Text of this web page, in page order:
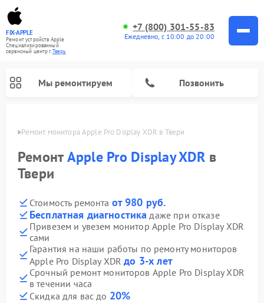
FIX-APPLE
Ремонт устройств Apple
Специализированный
cервисный центр г.Тверь
+7 (800) 301-55-83
Ежедневно, с 10:00 до 20:00
Мы ремонтируем Позвонить
Ремонт монитора Apple Pro Display XDR в Твери
РемонтApple Pro Display XDR в
Твери
Стоимость ремонта от 980 руб.
Бесплатная диагностика даже при отказе
Привезем и увезем монитор Apple Pro Display XDR
сами
Гарантия на наши работы по ремонту мониторов
Apple Pro Display XDRдо 3-х лет
Срочный ремонт мониторов Apple Pro Display XDR
в течении часа
Скидка для вас до 20%